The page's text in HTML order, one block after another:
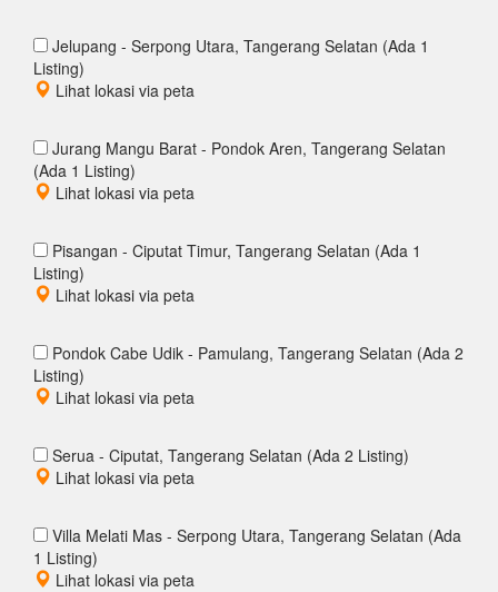
Jelupang - Serpong Utara, Tangerang Selatan (Ada 1
Listing)
Lihat lokasi via peta
Jurang Mangu Barat - Pondok Aren, Tangerang Selatan
(Ada 1 Listing)
Lihat lokasi via peta
Pisangan - Ciputat Timur, Tangerang Selatan (Ada 1
Listing)
Lihat lokasi via peta
Pondok Cabe Udik - Pamulang, Tangerang Selatan (Ada 2
Listing)
Lihat lokasi via peta
Serua - Ciputat, Tangerang Selatan (Ada 2 Listing)
Lihat lokasi via peta
Villa Melati Mas - Serpong Utara, Tangerang Selatan (Ada
1 Listing)
Lihat lokasi via peta